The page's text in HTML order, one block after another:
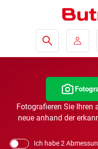
Fotografieren Sie Ihren
neue anhand der
Ich habe 2